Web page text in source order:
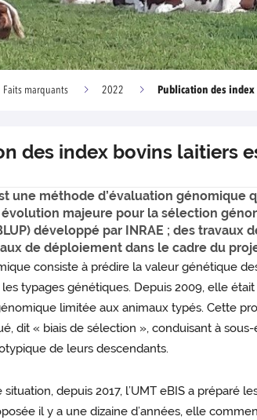
Faits marquants 2022 Publication des
des index bovins laitiers
une méthode d’évaluation
évolution majeure pour la sélection
développé par INRAE ; des
de déploiement dans le cadre du
consiste à prédire la valeur génétique
typages génétiques. Depuis 2009, elle
limitée aux animaux typés. Cette
dit « biais de sélection », conduisant à
de leurs descendants.
depuis 2017, l’UMT eBIS a
il y a une dizaine d’années, elle